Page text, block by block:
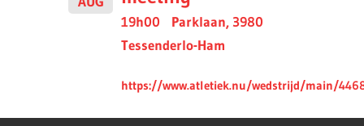
19h00
Parklaan, 3980
Tessenderlo-Ham
https://www.atletiek.nu/wedstrijd/main/